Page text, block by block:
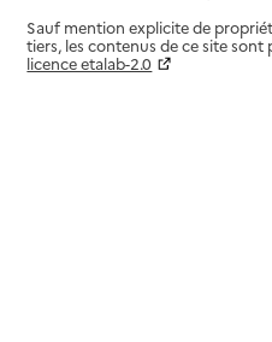
Sauf mention explicite de
tiers, les contenus de ce site sont
licence etalab-2.0